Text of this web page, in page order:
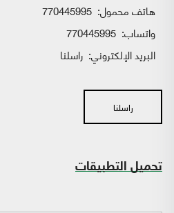
هاتف محمول: 770445995
واتساب:
البريد الإلكتروني: راسلنا
راسلنا
تحميل التطبيقات